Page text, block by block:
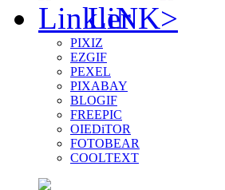
LiNK
PIXIZ
EZGIF
PEXEL
PIXABAY
BLOGIF
FREEPIC
OIEDiTOR
FOTOBEAR
COOLTEXT